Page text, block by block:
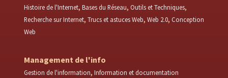
Histoire de l'Internet Bases du Réseau Outils et Techniques
Recherche sur Internet Trucs et astuces Web Web 2.0 Conception
Web
Management de l'info
Gestion de l'information Information et documentation